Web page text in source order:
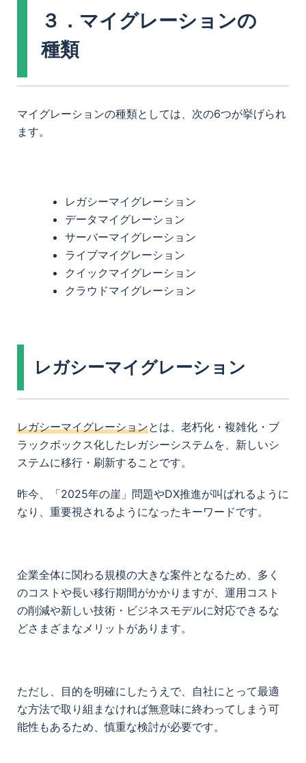
３．マイグレーションの
種類
マイグレーションの種類としては、次の6つが挙げられ
ます。
レガシーマイグレーション
データマイグレーション
サーバーマイグレーション
ライブマイグレーション
クイックマイグレーション
クラウドマイグレーション
レガシーマイグレーション
レガシーマイグレーションとは、老朽化・複雑化・ブ
ラックボックス化したレガシーシステムを、新しいシ
ステムに移行・刷新することです。
昨今、「2025年の崖」問題やDX推進が叫ばれるように
なり、重要視されるようになったキーワードです。
企業全体に関わる規模の大きな案件となるため、多く
のコストや長い移行期間がかかりますが、運用コスト
の削減や新しい技術・ビジネスモデルに対応できるな
どさまざまなメリットがあります。
ただし、目的を明確にしたうえで、自社にとって最適
な方法で取り組まなければ無意味に終わってしまう可
能性もあるため、慎重な検討が必要です。